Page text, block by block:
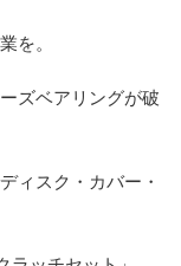
を。
ズベアリングが破
ィスク・カバー・